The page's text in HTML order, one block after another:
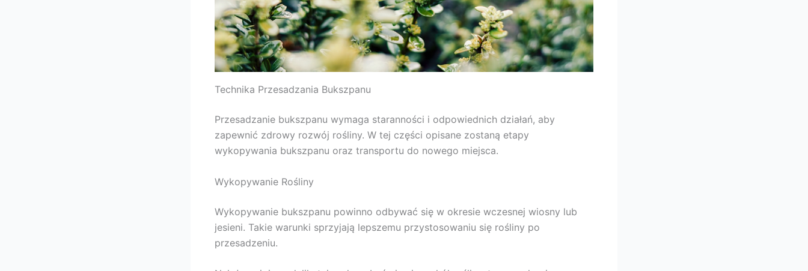
Technika Przesadzania Bukszpanu
Przesadzanie bukszpanu wymaga staranności i odpowiednich działań, aby
zapewnić zdrowy rozwój rośliny. W tej części opisane zostaną etapy
wykopywania bukszpanu oraz transportu do nowego miejsca.
Wykopywanie Rośliny
Wykopywanie bukszpanu powinno odbywać się w okresie wczesnej wiosny lub
jesieni. Takie warunki sprzyjają lepszemu przystosowaniu się rośliny po
przesadzeniu.